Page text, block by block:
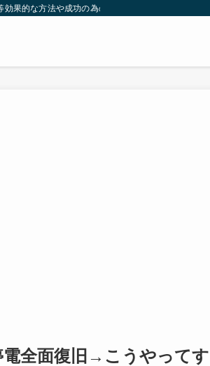
果的な方法や成功の為の秘訣等。太ったり悩んで
全面復旧→こうやって